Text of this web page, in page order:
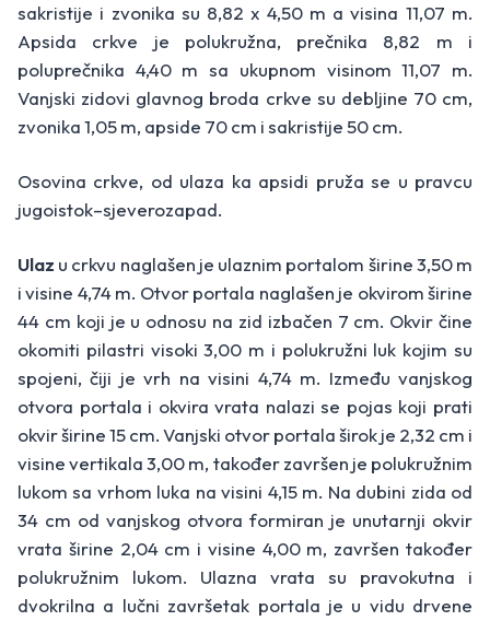
sakristije i zvonika su 8,82 x 4,50 m a visina 11,07 m.
Apsida crkve je polukružna, prečnika 8,82 m i
poluprečnika 4,40 m sa ukupnom visinom 11,07 m.
Vanjski zidovi glavnog broda crkve su debljine 70 cm,
zvonika 1,05 m, apside 70 cm i sakristije 50 cm.
Osovina crkve, od ulaza ka apsidi pruža se u pravcu
jugoistok–sjeverozapad.
Ulaz u crkvu naglašen je ulaznim portalom širine 3,50 m
i visine 4,74 m. Otvor portala naglašen je okvirom širine
44 cm koji je u odnosu na zid izbačen 7 cm. Okvir čine
okomiti pilastri visoki 3,00 m i polukružni luk kojim su
spojeni, čiji je vrh na visini 4,74 m. Između vanjskog
otvora portala i okvira vrata nalazi se pojas koji prati
okvir širine 15 cm. Vanjski otvor portala širok je 2,32 cm i
visine vertikala 3,00 m, također završen je polukružnim
lukom sa vrhom luka na visini 4,15 m. Na dubini zida od
34 cm od vanjskog otvora formiran je unutarnji okvir
vrata širine 2,04 cm i visine 4,00 m, završen također
polukružnim lukom. Ulazna vrata su pravokutna i
dvokrilna a lučni završetak portala je u vidu drvene